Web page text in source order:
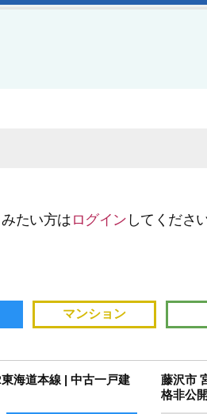
たい方は ログイン してくださ
マンション
海道本線 | 中古一戸建
藤沢市
格非公